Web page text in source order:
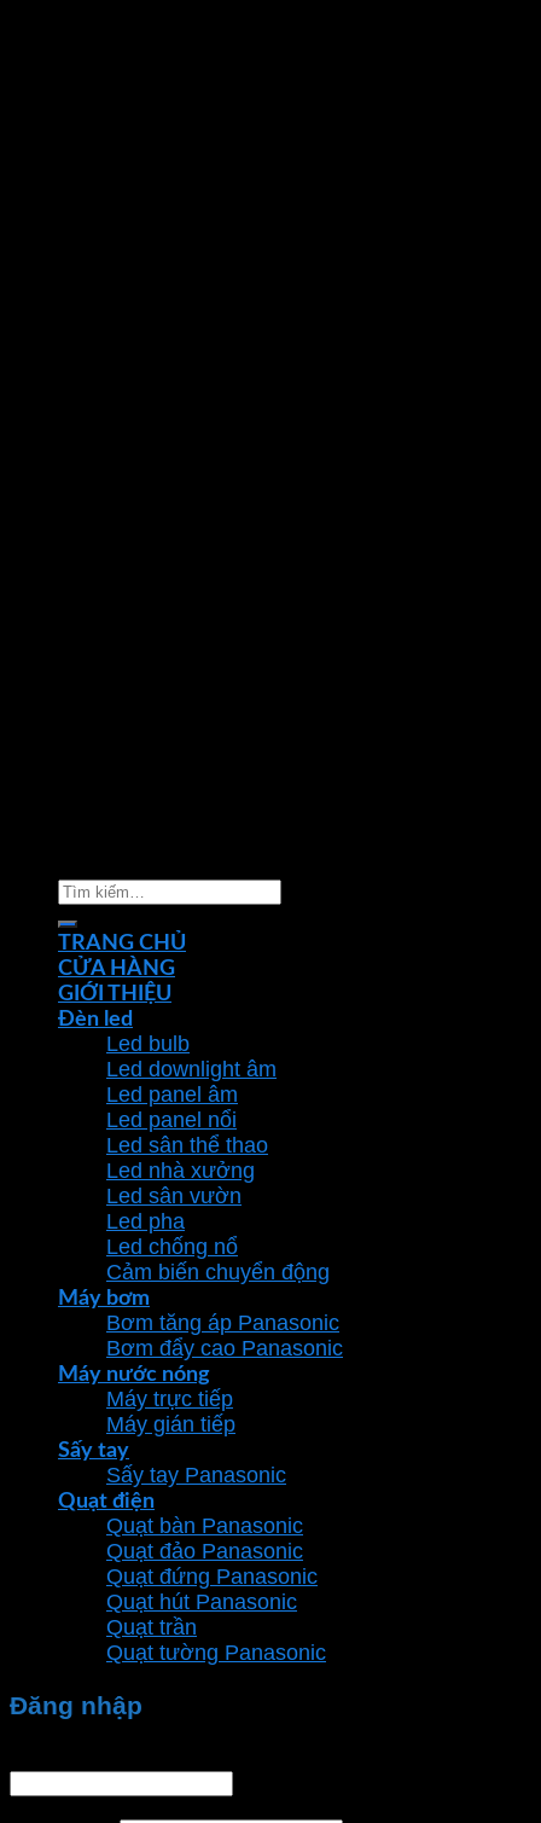
Tìm
kiếm:
TRANG CHỦ
CỬA HÀNG
GIỚI THIỆU
Đèn led
Led bulb
Led downlight âm
Led panel âm
Led panel nổi
Led sân thể thao
Led nhà xưởng
Led sân vườn
Led pha
Led chống nổ
Cảm biến chuyển động
Máy bơm
Bơm tăng áp Panasonic
Bơm đẩy cao Panasonic
Máy nước nóng
Máy trực tiếp
Máy gián tiếp
Sấy tay
Sấy tay Panasonic
Quạt điện
Quạt bàn Panasonic
Quạt đảo Panasonic
Quạt đứng Panasonic
Quạt hút Panasonic
Quạt trần
Quạt tường Panasonic
Đăng nhập